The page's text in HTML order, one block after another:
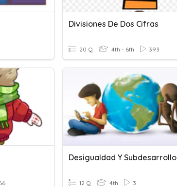
Divisiones De Dos Cifras
20 Q 4th - 6th 393
Desigualdad Y Subdesarrollo
12 Q 4th 3